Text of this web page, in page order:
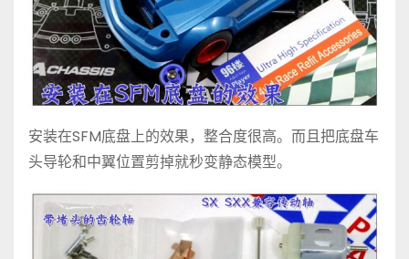
安装在SFM底盘上的效果，整合度很高。而且把底盘车
头导轮和中翼位置剪掉就秒变静态模型。